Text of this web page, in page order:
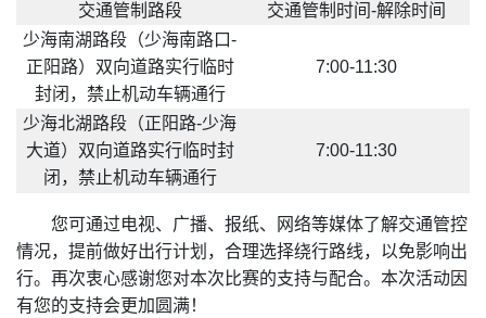
交通管制路段
交通管制时间-解除时间
少海南湖路段（少海南路口-
正阳路）双向道路实行临时
封闭，禁止机动车辆通行
7:00-11:30
少海北湖路段（正阳路-少海
大道）双向道路实行临时封
闭，禁止机动车辆通行
7:00-11:30
您可通过电视、广播、报纸、网络等媒体了解交通管控
情况，提前做好出行计划，合理选择绕行路线，以免影响出
行。再次衷心感谢您对本次比赛的支持与配合。本次活动因
有您的支持会更加圆满！